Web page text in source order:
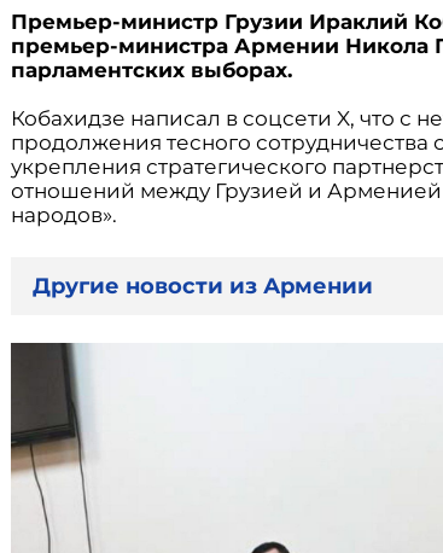
Премьер-министр Грузии Ираклий
премьер-министра Армении Никола
парламентских выборах.
Кобахидзе написал в соцсети X, что с
продолжения тесного
укрепления стратегического
отношений между Грузией и Арменией
народов».
Другие новости из Армении